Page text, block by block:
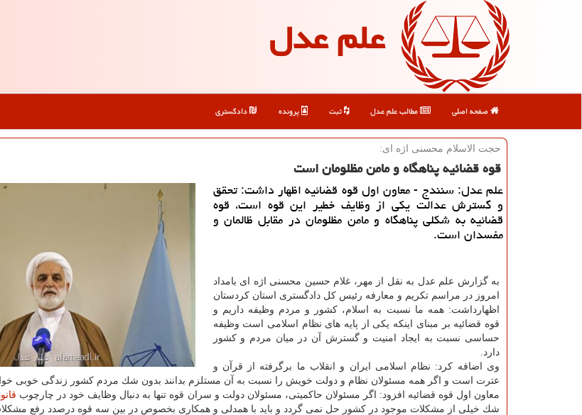
علم عدل
صفحه اصلی مطالب علم عدل ثبت پرونده دادگستری
حجت الاسلام محسنی اژه ای:
قوه قضائیه پناهگاه و مامن مظلومان است
علم عدل: سنندج - معاون اول قوه قضائیه اظهار داشت: تحقق
و گسترش عدالت یكی از وظایف خطیر این قوه است، قوه
قضائیه به شكلی پناهگاه و مامن مظلومان در مقابل ظالمان و
مفسدان است.
به گزارش علم عدل به نقل از مهر، غلام حسین محسنی اژه ای بامداد
امروز در مراسم تكریم و معارفه رئیس كل دادگستری استان كردستان
اظهارداشت: همه ما نسبت به اسلام، كشور و مردم وظیفه داریم و
قوه قضائیه بر مبنای اینكه یكی از پایه های نظام اسلامی است وظیفه
حساسی نسبت به ایجاد امنیت و گسترش آن در میان مردم و كشور
دارد.
وی اضافه كرد: نظام اسلامی ایران و انقلاب ما برگرفته از قرآن و
عترت است و اگر همه مسئولان نظام و دولت خویش را نسبت به آن مستلزم بدانند بدون شك مردم كشور زندگی خوبی
معاون اول قوه قضائیه افزود: اگر مسئولان حاكمیتی، مسئولان دولت و سران قوه تنها به دنبال وظایف خود در چارچوب
شك خیلی از مشكلات موجود در كشور حل نمی گردد و باید با همدلی و همكاری بخصوص در بین سه قوه درصدد رفع